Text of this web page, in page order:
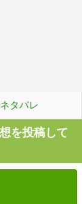
ネタバレ
を投稿して